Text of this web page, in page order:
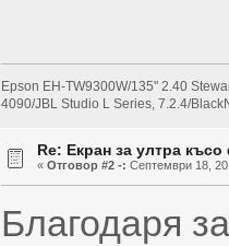
Epson EH-TW9300W/135" 2.40
4090/JBL Studio L Series, 7.2.4/
Re: Екран за ултра
« Отговор #2 -: Септември 18,
Благодаря